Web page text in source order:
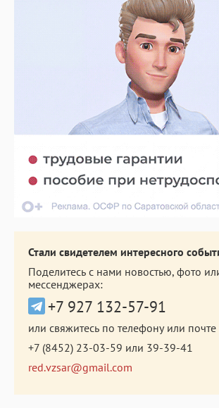
Стали свидетелем интересного
Поделитесь с нами новостью, фото
мессенджерах:
+7 927 132-57-91
или свяжитесь по телефону или почте
+7 (8452) 23-03-59 или 39-39-41
red.vzsar@gmail.com